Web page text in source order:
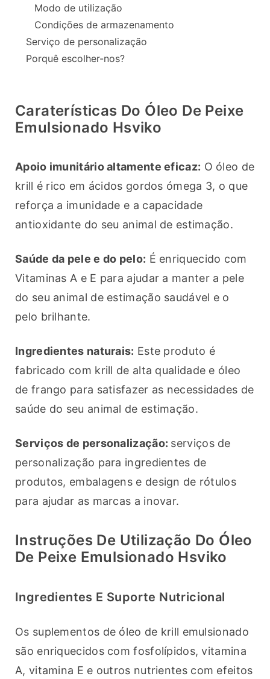
Modo de utilização
Condições de armazenamento
Serviço de personalização
Porquê escolher-nos?
Caraterísticas Do Óleo De Peixe
Emulsionado Hsviko
Apoio imunitário altamente eficaz: O óleo de
krill é rico em ácidos gordos ómega 3, o que
reforça a imunidade e a capacidade
antioxidante do seu animal de estimação.
Saúde da pele e do pelo: É enriquecido com
Vitaminas A e E para ajudar a manter a pele
do seu animal de estimação saudável e o
pelo brilhante.
Ingredientes naturais: Este produto é
fabricado com krill de alta qualidade e óleo
de frango para satisfazer as necessidades de
saúde do seu animal de estimação.
Serviços de personalização: serviços de
personalização para ingredientes de
produtos, embalagens e design de rótulos
para ajudar as marcas a inovar.
Instruções De Utilização Do Óleo
De Peixe Emulsionado Hsviko
Ingredientes E Suporte Nutricional
Os suplementos de óleo de krill emulsionado
são enriquecidos com fosfolípidos, vitamina
A, vitamina E e outros nutrientes com efeitos